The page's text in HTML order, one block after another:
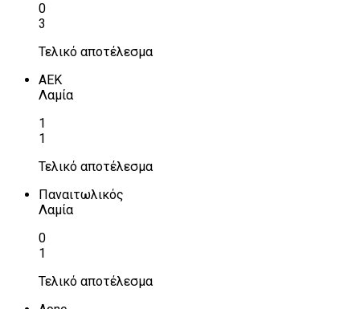
0
3
Τελικό αποτέλεσμα
ΑΕΚ
Λαμία
1
1
Τελικό αποτέλεσμα
Παναιτωλικός
Λαμία
0
1
Τελικό αποτέλεσμα